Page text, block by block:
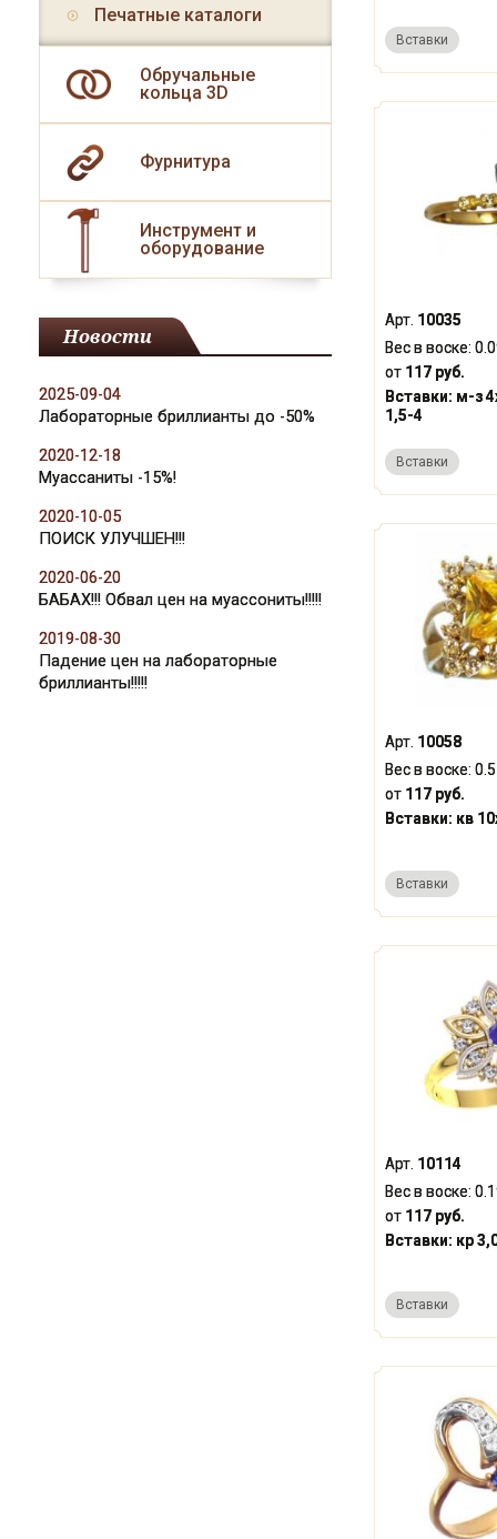
Вставки
Арт. 10035
Вес в воске:
от 117 руб.
Вставки: м-з
1,5-4
Вставки
Арт. 10058
Вес в воске: 0.5
от 117 руб.
Вставки: кв
Вставки
Арт. 10114
Вес в воске:
от 117 руб.
Вставки: кр
Вставки
Печатные каталоги
Обручальные
кольца 3D
Фурнитура
Инструмент и
оборудование
Новости
2025-09-04
Лабораторные бриллианты до -50%
2020-12-18
Муассаниты -15%!
2020-10-05
ПОИСК УЛУЧШЕН!!!
2020-06-20
БАБАХ!!! Обвал цен на муассониты!!!!!
2019-08-30
Падение цен на лабораторные
бриллианты!!!!!